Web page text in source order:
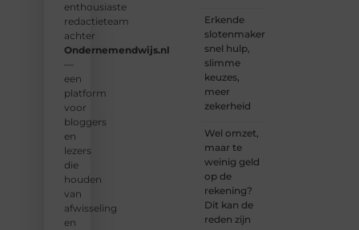
enthousiaste
redactieteam
achter
Ondernemendwijs.nl
—
een
platform
voor
bloggers
en
lezers
die
houden
van
afwisseling
en
Erkende
slotenmakers:
snel hulp,
slimme
keuzes,
meer
zekerheid
Wel omzet,
maar te
weinig geld
op de
rekening?
Dit kan de
reden zijn